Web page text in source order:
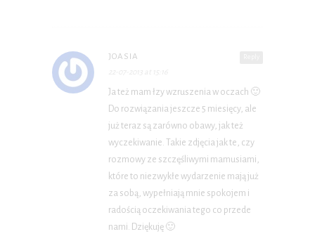
JOASIA
Ja też mam łzy wzruszenia w oczach 🙂
Do rozwiązania jeszcze 5 miesięcy, ale
już teraz są zarówno obawy, jak też
wyczekiwanie. Takie zdjęcia jak te, czy
rozmowy ze szczęśliwymi mamusiami,
które to niezwykłe wydarzenie mają już
za sobą, wypełniają mnie spokojem i
radością oczekiwania tego co przede
nami. Dziękuję 🙂